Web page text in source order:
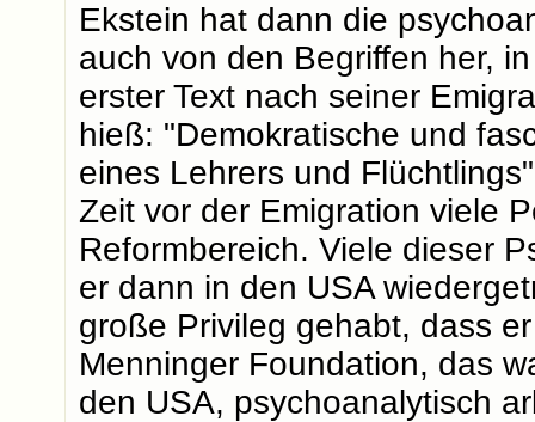
Ekstein hat dann die
auch von den Begriffen her,
erster Text nach seiner
hieß: "Demokratische und
eines Lehrers und
Zeit vor der Emigration viele
Reformbereich. Viele dieser
er dann in den USA
große Privileg gehabt, dass
Menninger Foundation, das
den USA, psychoanalytisch